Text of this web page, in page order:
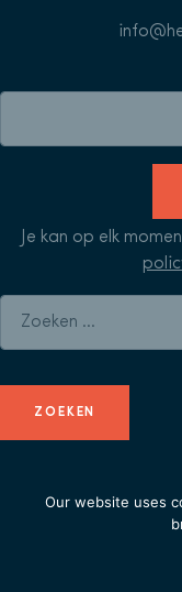
Je kan op elk
© Herculean
Our website uses